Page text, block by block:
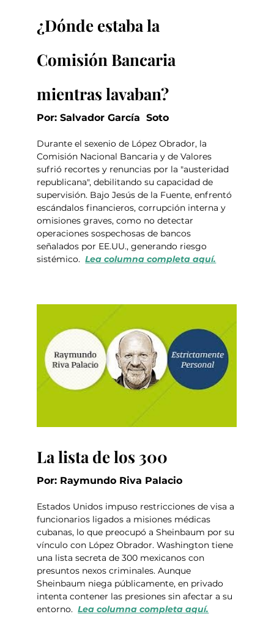
¿Dónde estaba la
Comisión Bancaria
mientras lavaban?
Por: Salvador García  Soto
Durante el sexenio de López Obrador, la
Comisión Nacional Bancaria y de Valores
sufrió recortes y renuncias por la "austeridad
republicana", debilitando su capacidad de
supervisión. Bajo Jesús de la Fuente, enfrentó
escándalos financieros, corrupción interna y
omisiones graves, como no detectar
operaciones sospechosas de bancos
señalados por EE.UU., generando riesgo
sistémico. Lea columna completa aquí.
La lista de los 300
Por: Raymundo Riva Palacio
Estados Unidos impuso restricciones de visa a
funcionarios ligados a misiones médicas
cubanas, lo que preocupó a Sheinbaum por su
vínculo con López Obrador. Washington tiene
una lista secreta de 300 mexicanos con
presuntos nexos criminales. Aunque
Sheinbaum niega públicamente, en privado
intenta contener las presiones sin afectar a su
entorno. Lea columna completa aquí.